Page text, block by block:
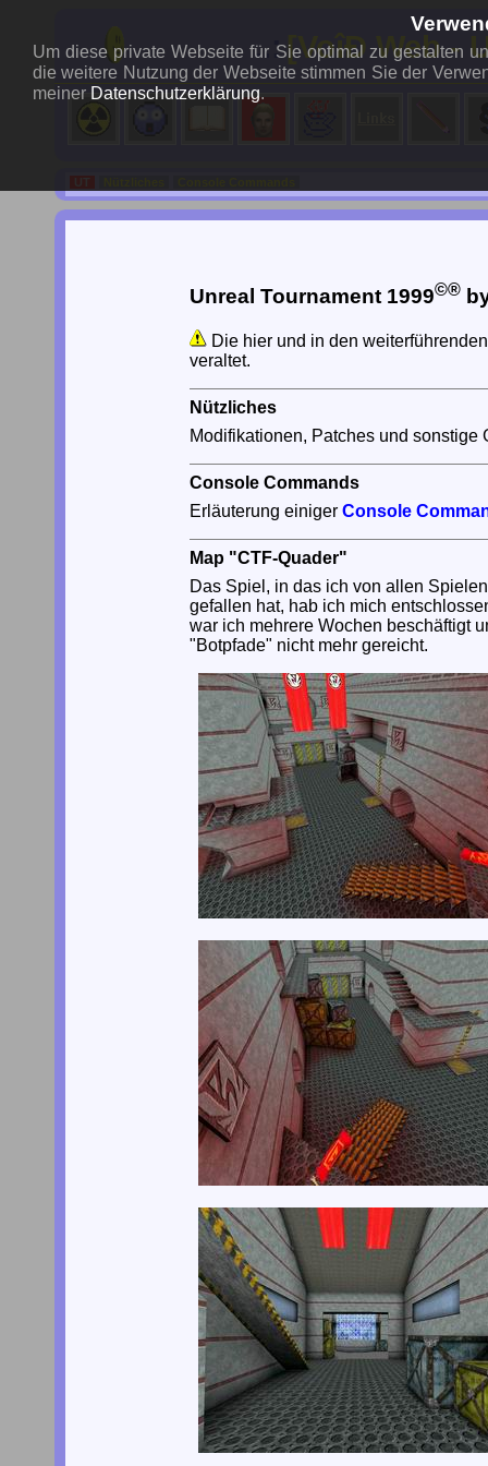
..:[VoîÐ Web -
Unreal Tournament 1999©®
Die hier und in den
veraltet.
Nützliches
Modifikationen, Patches und
Console Commands
Erläuterung einiger Console
Map "CTF-Quader"
Das Spiel, in das ich von allen
gefallen hat, hab ich mich
war ich mehrere Wochen beschäftigt
"Botpfade" nicht mehr gereicht.
Um diese private Webseite für Sie optimal zu gestalten
die weitere Nutzung der Webseite stimmen Sie der
meiner Datenschutzerklärung.